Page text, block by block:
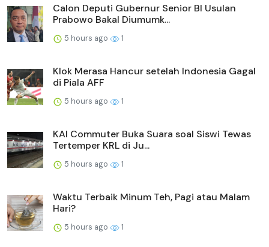
Calon Deputi Gubernur Senior BI Usulan
Prabowo Bakal Diumumk...
5 hours ago 1
Klok Merasa Hancur setelah Indonesia Gagal
di Piala AFF
5 hours ago 1
KAI Commuter Buka Suara soal Siswi Tewas
Tertemper KRL di Ju...
5 hours ago 1
Waktu Terbaik Minum Teh, Pagi atau Malam
Hari?
5 hours ago 1